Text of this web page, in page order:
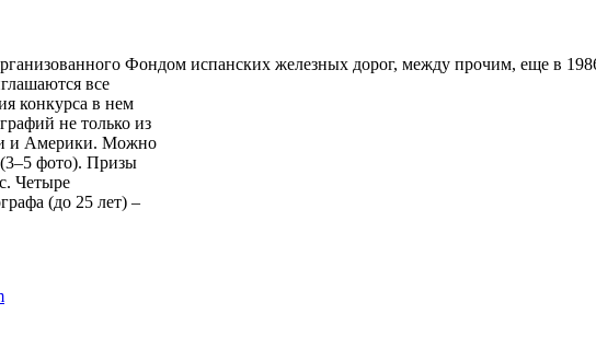
Фондом испанских железных дорог, между прочим, еще в
все
конкурса в нем
не только из
и Америки. Можно
фото). Призы
Четыре
(до 25 лет) –